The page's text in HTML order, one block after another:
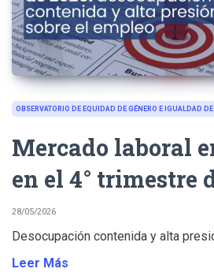
OBSERVATORIO DE EQUIDAD DE GÉNERO E IGUALDAD
Mercado laboral
en el 4° trimestre
28/05/2026
Desocupación contenida y alta
Leer Más